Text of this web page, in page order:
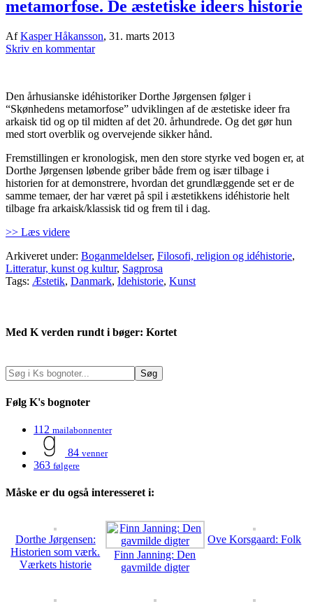
metamorfose. De æstetiske ideers historie
AfKasper Håkansson, 31. marts 2013
Skriv en kommentar
Den århusianske idéhistoriker Dorthe Jørgensen følger i
“Skønhedens metamorfose” udviklingen af de æstetiske ideer fra
arkaisk tid og op til midten af det 20. århundrede. Og det gør hun
med stort overblik og overvejende sikker hånd.
Fremstillingen er kronologisk, men den store styrke ved bogen er, at
Dorthe Jørgensen løbende griber både frem og især tilbage i
historien for at demonstrere, hvordan det grundlæggende set er de
samme temaer, der har været på spil i æstetikkens idéhistorie helt
tilbage fra arkaisk/klassisk tid og frem til i dag.
>> Læs videre
Arkiveret under: Boganmeldelser, Filosofi, religion og idéhistorie,
Litteratur, kunst og kultur, Sagprosa
Tags: Æstetik, Danmark, Idehistorie, Kunst
Med K verden rundt i bøger: Kortet
Følg K's bognoter
112 mailabonnenter
84 venner
363 følgere
Måske er du også interesseret i:
Dorthe Jørgensen:
Historien som værk.
Værkets historie
Finn Janning: Den
gavmilde digter
Ove Korsgaard: Folk